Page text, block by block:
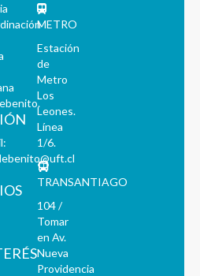
METRO
Estación
de
Metro
Los
Leones.
Línea
1/6.
TRANSANTIAGO
104 /
Tomar
en Av.
Nueva
Providencia